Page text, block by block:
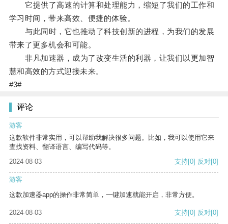
它提供了高速的计算和处理能力，缩短了我们的工作和
学习时间，带来高效、便捷的体验。
与此同时，它也推动了科技创新的进程，为我们的发展
带来了更多机会和可能。
非凡加速器，成为了改变生活的利器，让我们以更加智
慧和高效的方式迎接未来。
#3#
评论
游客
这款软件非常实用，可以帮助我解决很多问题。比如，我可以使用它来
查找资料、翻译语言、编写代码等。
2024-08-03
支持[0] 反对[0]
游客
这款加速器app的操作非常简单，一键加速就能开启，非常方便。
2024-08-03 支持[0] 反对[0]